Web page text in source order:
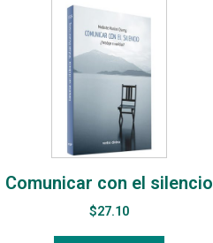
Comunicar con el silencio
$27.10